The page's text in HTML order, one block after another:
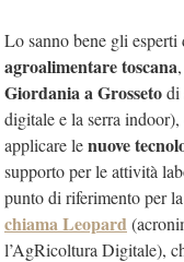
Lo sanno bene gli esperti
agroalimentare toscana
Giordania a Grossetodi
digitale e la serra
applicare lenuove
supporto per le attività
punto di riferimento per
chiama Leopard
l’AgRicoltura Digitale),